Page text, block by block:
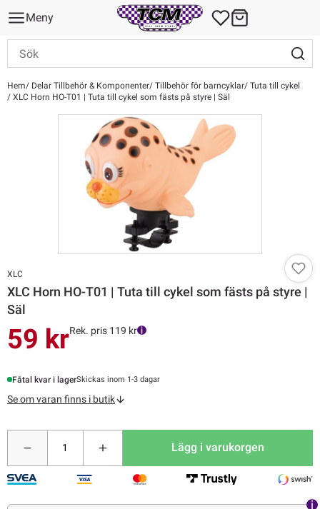
Meny
Hem Delar Tillbehör & Komponenter Tillbehör för barncyklar Tuta till cykel
XLC Horn HO-T01 | Tuta till cykel som fästs på styre | Säl
XLC
XLC Horn HO-T01 | Tuta till cykel som fästs på styre |
Säl
59 krRek. pris 119 kr
Fåtal kvar i lagerSkickas inom 1-3 dagar
Se om varan finns i butik
Lägg i varukorgen